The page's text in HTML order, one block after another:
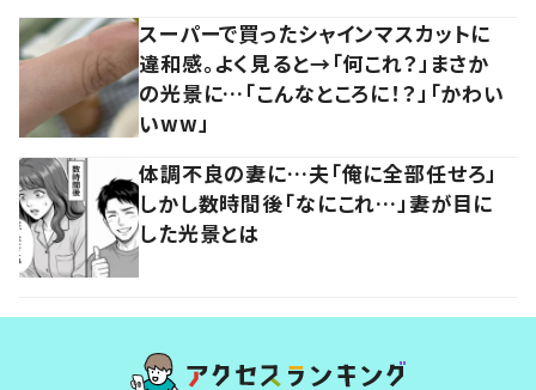
スーパーで買ったシャインマスカットに
違和感。よく見ると→「何これ？」まさか
の光景に…「こんなところに！？」「かわい
いww」
体調不良の妻に…夫「俺に全部任せろ」
しかし数時間後「なにこれ…」妻が目に
した光景とは